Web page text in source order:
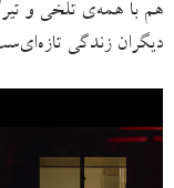
هم با همه‌ی تلخی و
دیگران زندگی